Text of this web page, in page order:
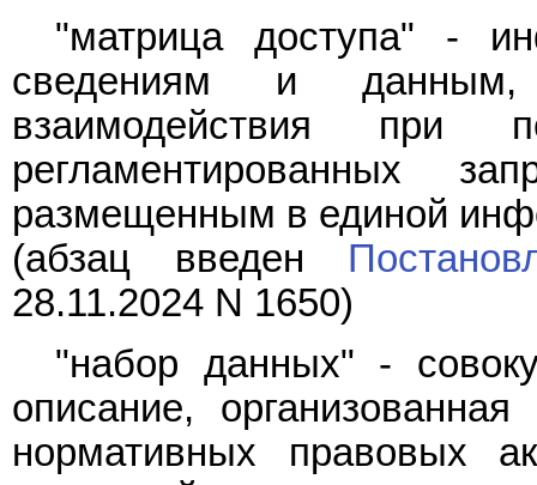
"матрица доступа" -
сведениям и
взаимодействия
регламентированных
размещенным в единой
(абзац введен
28.11.2024 N 1650)
"набор данных" -
описание,
нормативных правовых